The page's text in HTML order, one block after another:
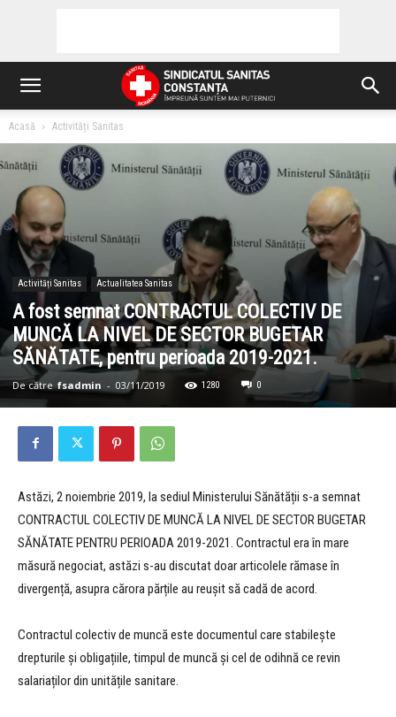
Acasă Activități Sanitas
Activități Sanitas Actualitatea Sanitas
A fost semnat CONTRACTUL COLECTIV DE
MUNCĂ LA NIVEL DE SECTOR BUGETAR
SĂNĂTATE, pentru perioada 2019-2021.
De către fsadmin - 03/11/2019 1280 0
Astăzi, 2 noiembrie 2019, la sediul Ministerului Sănătății s-a semnat
CONTRACTUL COLECTIV DE MUNCĂ LA NIVEL DE SECTOR BUGETAR
SĂNĂTATE PENTRU PERIOADA 2019-2021. Contractul era în mare
măsură negociat, astăzi s-au discutat doar articolele rămase în
divergență, asupra cărora părțile au reușit să cadă de acord.
Contractul colectiv de muncă este documentul care stabilește
drepturile și obligațiile, timpul de muncă și cel de odihnă ce revin
salariaților din unitățile sanitare.